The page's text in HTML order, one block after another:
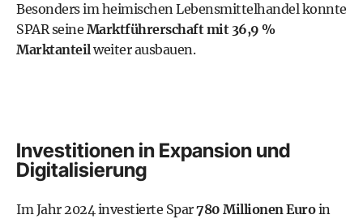
Besonders im heimischen Lebensmittelhandel konnte
SPAR seine Marktführerschaft mit 36,9 %
Marktanteilweiter ausbauen.
Investitionen in Expansion und
Digitalisierung
Im Jahr 2024 investierte Spar780 Millionen Euroin